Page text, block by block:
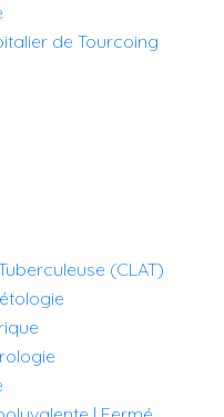
de Tourcoing
(CLAT)